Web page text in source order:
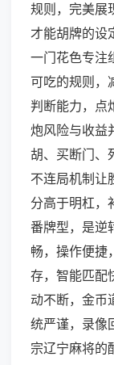
规则，完美展
才能胡牌的设
一门花色专注
可吃的规则，
判断能力，点
炮风险与收益
胡、买断门、
不连局机制让
分高于明杠，
番牌型，是逆
畅，操作便捷
存，智能匹配
动不断，金币
统严谨，录像
宗辽宁麻将的